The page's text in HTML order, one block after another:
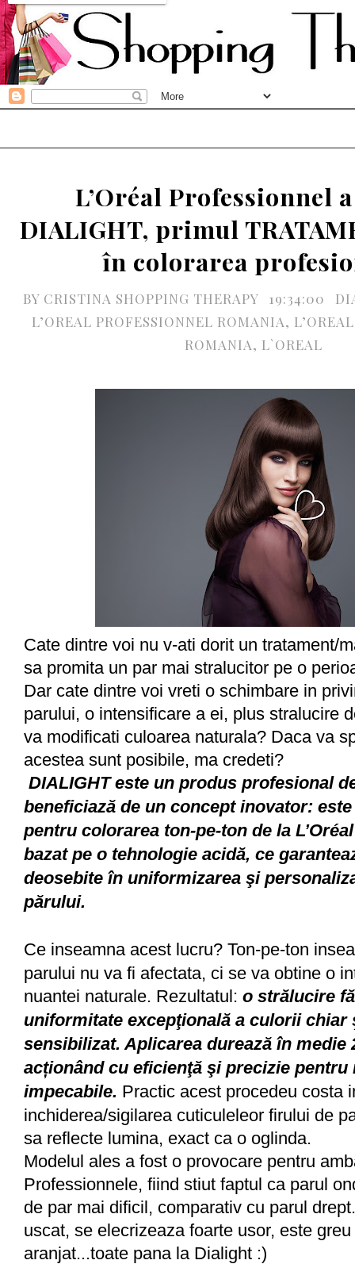
L’Oréal Professionnel
DIALIGHT, primul
în colorarea
BY CRISTINA SHOPPING THERAPY 19:34:00
L’OREAL PROFESSIONNEL ROMANIA,
ROMANIA, L`OREAL
Cate dintre voi nu v-ati dorit un tratament/
sa promita un par mai stralucitor pe o
Dar cate dintre voi vreti o schimbare in
parului, o intensificare a ei, plus stralucire
va modificati culoarea naturala? Daca va
acestea sunt posibile, ma credeti?
DIALIGHT este un produs profesional
beneficiază de un concept inovator:
pentru colorarea ton-pe-ton de la
bazat pe o tehnologie acidă, ce
deosebite în uniformizarea şi
părului.
Ce inseamna acest lucru? Ton-pe-ton
parului nu va fi afectata, ci se va obtine o
nuantei naturale. Rezultatul: o strălucire
uniformitate excepţională a culorii chiar
sensibilizat. Aplicarea durează în medie
acționând cu eficienţă şi precizie pentru
impecabile. Practic acest procedeu costa
inchiderea/sigilarea cuticuleleor firului de
sa reflecte lumina, exact ca o oglinda.
Modelul ales a fost o provocare pentru
Professionnele, fiind stiut faptul ca parul
de par mai dificil, comparativ cu parul
uscat, se elecrizeaza foarte usor, este greu
aranjat...toate pana la Dialight :)